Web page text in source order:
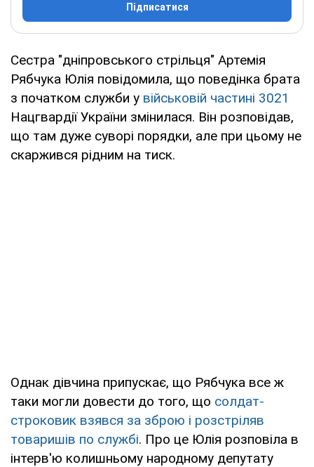
Підписатися
Сестра "дніпровського стрільця" Артемія
Рябчука Юлія повідомила, що поведінка брата
з початком служби у військовій частині 3021
Нацгвардії України змінилася. Він розповідав,
що там дуже суворі порядки, але при цьому не
скаржився рідним на тиск.
Однак дівчина припускає, що Рябчука все ж
таки могли довести до того, що солдат-
строковик взявся за зброю і розстріляв
товаришів по службі. Про це Юлія розповіла в
інтерв'ю колишньому народному депутату